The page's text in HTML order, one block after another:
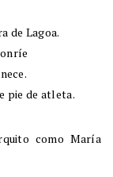
de Lagoa.
pie de atleta.
como María